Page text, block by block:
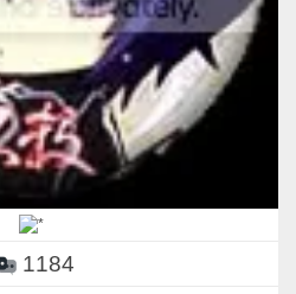
1184